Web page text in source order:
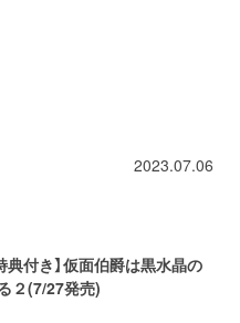
2023.07.06
典付き】仮面伯爵は黒水晶の
２(7/27発売)
典